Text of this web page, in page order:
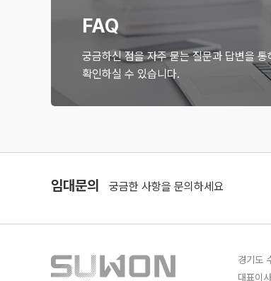
FAQ
궁금하신 점을 자주 묻는 질문과 답변을 통
확인하실 수 있습니다.
임대문의 궁금한 사항을 문의하세요
경기도
대표이